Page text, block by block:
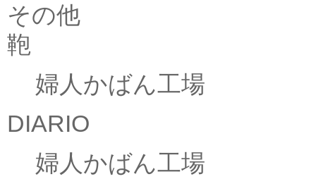
その他
鞄
婦人かばん工場
DIARIO
婦人かばん工場